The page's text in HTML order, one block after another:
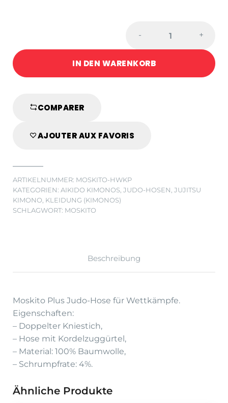
PLUS
WEISS
- +
IN DEN WARENKORB
COMPARER
AJOUTER AUX FAVORIS
ARTIKELNUMMER: MOSKITO-HWKP
KATEGORIEN: AIKIDO KIMONOS, JUDO-HOSEN , JUJITSU
KIMONO, KLEIDUNG (KIMONOS)
SCHLAGWORT: MOSKITO
Beschreibung
Moskito Plus Judo-Hose für Wettkämpfe.
Eigenschaften:
– Doppelter Kniestich,
– Hose mit Kordelzuggürtel,
– Material: 100% Baumwolle,
– Schrumpfrate: 4%.
Ähnliche Produkte